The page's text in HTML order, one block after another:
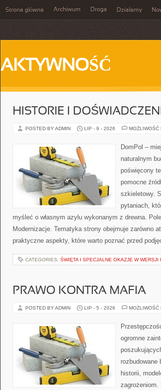
Strona główna Archiwum Droga Działamy
AKTYWNOŚĆ
HISTORIE I
POSTED BY ADMIN LIP - 9 - 2026 MOŻLIWOŚĆ
DomPol –
naturalnym
poświęcony
pomocne
szkieletowy.
pytaniach,
myśleć o własnym azylu wykonanym z drewna.
Modernizacje. Tematyka strony obejmuje zarówno
praktyczne aspekty, które warto poznać przed
CATEGORIES: ŚWIĘTA I SPECJALNE OKAZJE W WERSJI
PRAWO KONTRA MAFIA
POSTED BY ADMIN LIP - 5 - 2026 MOŻLIWOŚĆ
ogromne
rozbudowane
historii,
zagrożeniom.